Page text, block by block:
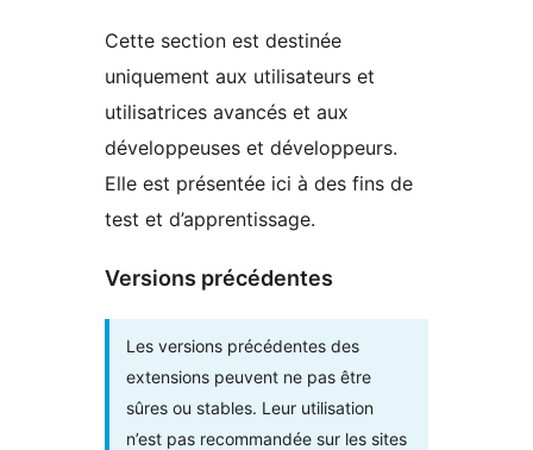
Cette section est destinée
uniquement aux utilisateurs et
utilisatrices avancés et aux
développeuses et développeurs.
Elle est présentée ici à des fins de
test et d’apprentissage.
Versions précédentes
Les versions précédentes des
extensions peuvent ne pas être
sûres ou stables. Leur utilisation
n’est pas recommandée sur les sites